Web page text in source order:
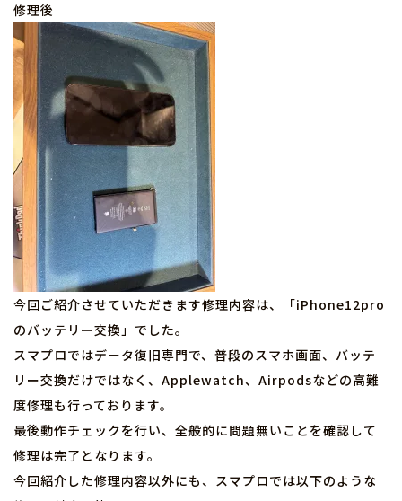
修理後
今回ご紹介させていただきます修理内容は、「iPhone12pro
のバッテリー交換」でした。
スマプロではデータ復旧専門で、普段のスマホ画面、バッテ
リー交換だけではなく、Applewatch、Airpodsなどの高難
度修理も行っております。
最後動作チェックを行い、全般的に問題無いことを確認して
修理は完了となります。
今回紹介した修理内容以外にも、スマプロでは以下のような